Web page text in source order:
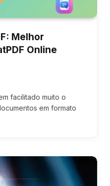
Melhor
Online
facilitado muito o
em formato